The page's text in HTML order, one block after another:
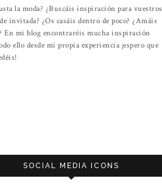
la moda? ¿Buscáis inspiración para vuestros
invitada? ¿Os casáis dentro de poco? ¿Amáis
En mi blog encontraréis mucha inspiración
ello desde mi propia experiencia ¡espero que
SOCIAL MEDIA ICONS